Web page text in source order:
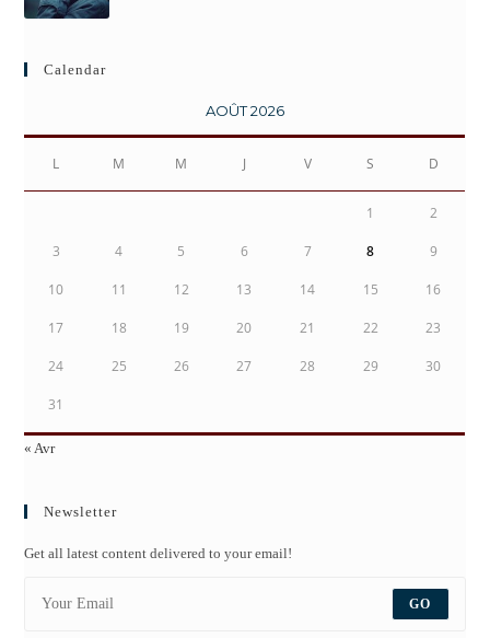
Calendar
AOÛT 2026
L M M J V S D
1 2
3 4 5 6 7 8 9
10 11 12 13 14 15 16
17 18 19 20 21 22 23
24 25 26 27 28 29 30
31
« Avr
Newsletter
Get all latest content delivered to your email!
GO